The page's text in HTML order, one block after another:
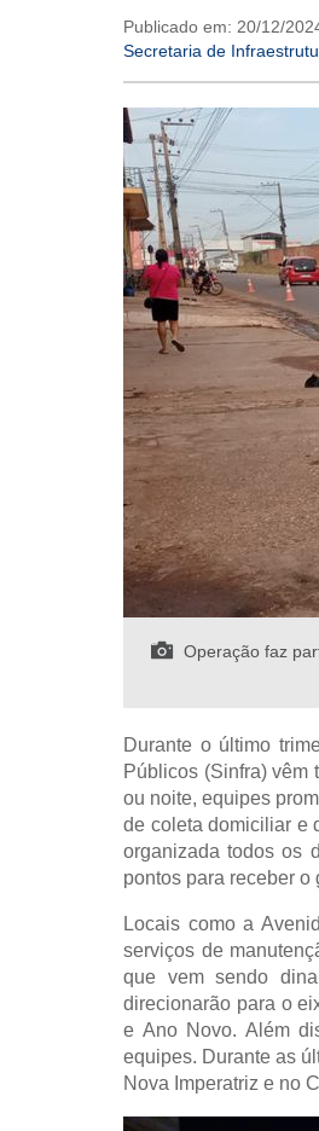
Publicado em: 20/12/
Secretaria de
Operação faz
Durante o último
Públicos (Sinfra) vêm
ou noite, equipes
de coleta domiciliar e
organizada todos os
pontos para receber o
Locais como a
serviços de
que vem sendo
direcionarão para o
e Ano Novo. Além
equipes. Durante as
Nova Imperatriz e no